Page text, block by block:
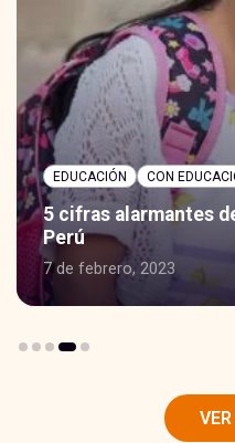
EDUCACIÓN CON
5 cifras alarmantes
Perú
7 de febrero, 2023